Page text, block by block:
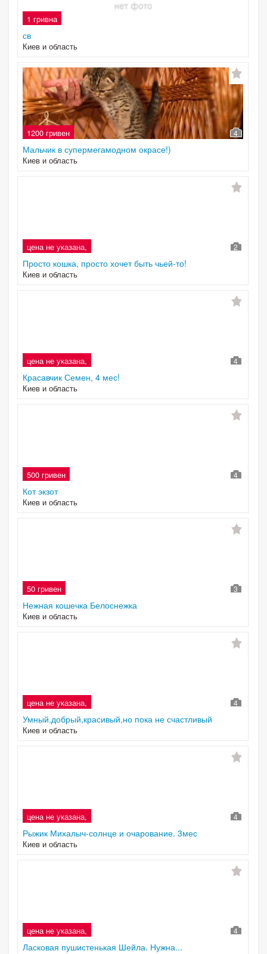
1 гривна
св
Киев и область
1200 гривен 4
Мальчик в супермегамодном окрасе!)
Киев и область
цена не указана, 2
Просто кошка, просто хочет быть чьей-то!
Киев и область
цена не указана, 4
Красавчик Семен, 4 мес!
Киев и область
500 гривен 4
Кот экзот
Киев и область
50 гривен 3
Нежная кошечка Белоснежка
Киев и область
цена не указана, 4
Умный,добрый,красивый,но пока не счастливый
Киев и область
цена не указана, 4
Рыжик Михалыч-солнце и очарование. 3мес
Киев и область
цена не указана, 4
Ласковая пушистенькая Шейла. Нужна...